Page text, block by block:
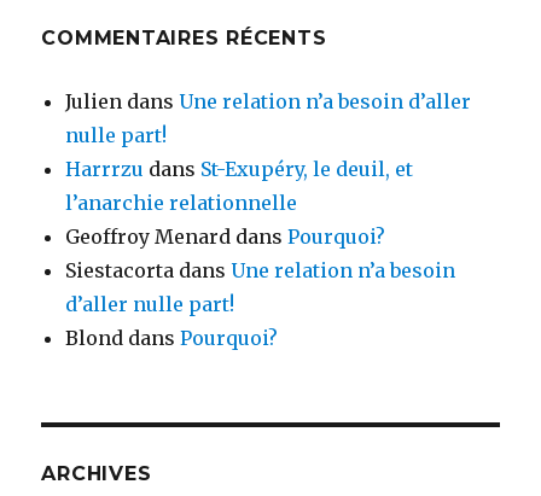
COMMENTAIRES RÉCENTS
Julien dansUne relation n’a besoin d’aller
nulle part!
Harrrzu dans St-Exupéry, le deuil, et
l’anarchie relationnelle
Geoffroy Menard dansPourquoi?
Siestacorta dansUne relation n’a besoin
d’aller nulle part!
Blond dansPourquoi?
ARCHIVES